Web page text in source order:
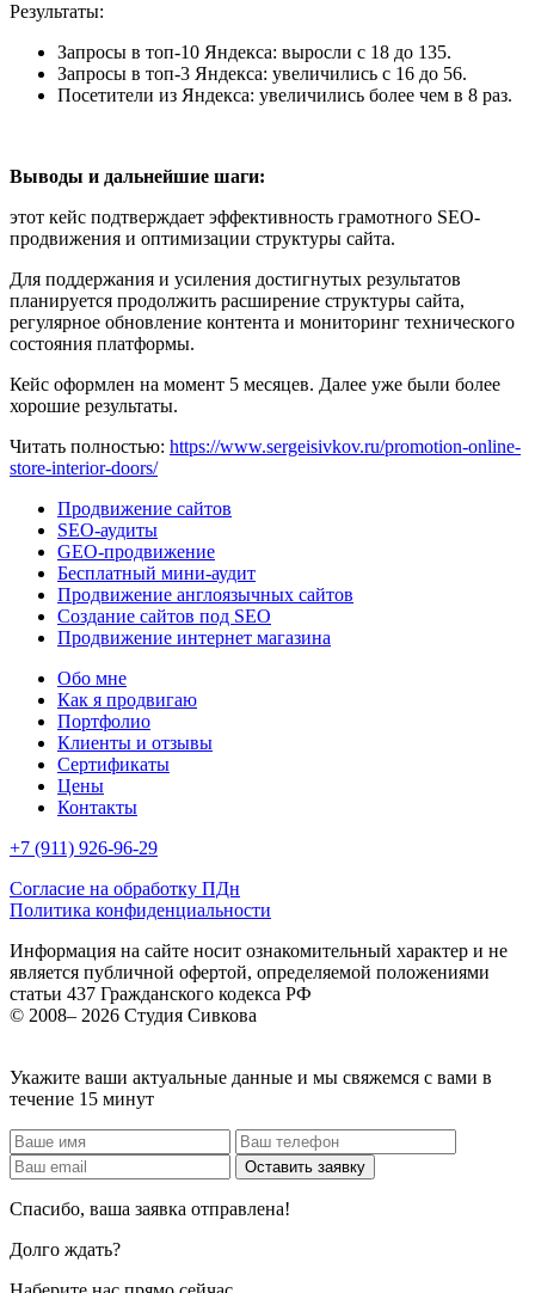
Результаты:
Запросы в топ-10 Яндекса: выросли с 18 до 135.
Запросы в топ-3 Яндекса: увеличились с 16 до 56.
Посетители из Яндекса: увеличились более чем в 8 раз.
Выводы и дальнейшие шаги:
этот кейс подтверждает эффективность грамотного SEO-
продвижения и оптимизации структуры сайта.
Для поддержания и усиления достигнутых результатов
планируется продолжить расширение структуры сайта,
регулярное обновление контента и мониторинг технического
состояния платформы.
Кейс оформлен на момент 5 месяцев. Далее уже были более
хорошие результаты.
Читать полностью: https://www.sergeisivkov.ru/promotion-online-
store-interior-doors/
Продвижение сайтов
SEO-аудиты
GEO-продвижение
Бесплатный мини-аудит
Продвижение англоязычных сайтов
Создание сайтов под SEO
Продвижение интернет магазина
Обо мне
Как я продвигаю
Портфолио
Клиенты и отзывы
Сертификаты
Цены
Контакты
+7 (911) 926-96-29
Согласие на обработку ПДн
Политика конфиденциальности
Информация на сайте носит ознакомительный характер и не
является публичной офертой, определяемой положениями
статьи 437 Гражданского кодекса РФ
© 2008– 2026 Студия Сивкова
Укажите ваши актуальные данные и мы свяжемся с вами в
течение 15 минут
Спасибо, ваша заявка отправлена!
Долго ждать?